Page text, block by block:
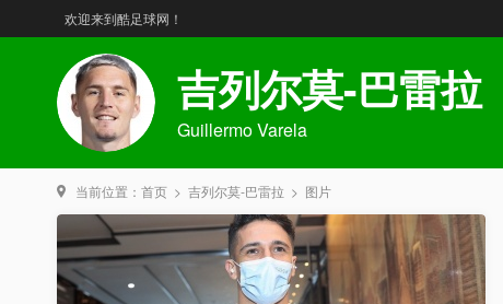
欢迎来到酷足球网！
吉列尔莫-巴雷拉
Guillermo Varela
当前位置： 首页 > 吉列尔莫-巴雷拉 > 图片